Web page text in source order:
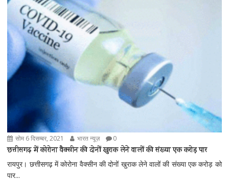
सोम 6 दिसम्बर, 2021 भारत न्यूज़ 0
छत्तीसगढ़ में कोरोना वैक्सीन की दोनों खुराक लेने वालों की संख्या एक करोड़ पार
रायपुर। छत्तीसगढ़ में कोरोना वैक्सीन की दोनों खुराक लेने वालों की संख्या एक करोड़ को
पार...